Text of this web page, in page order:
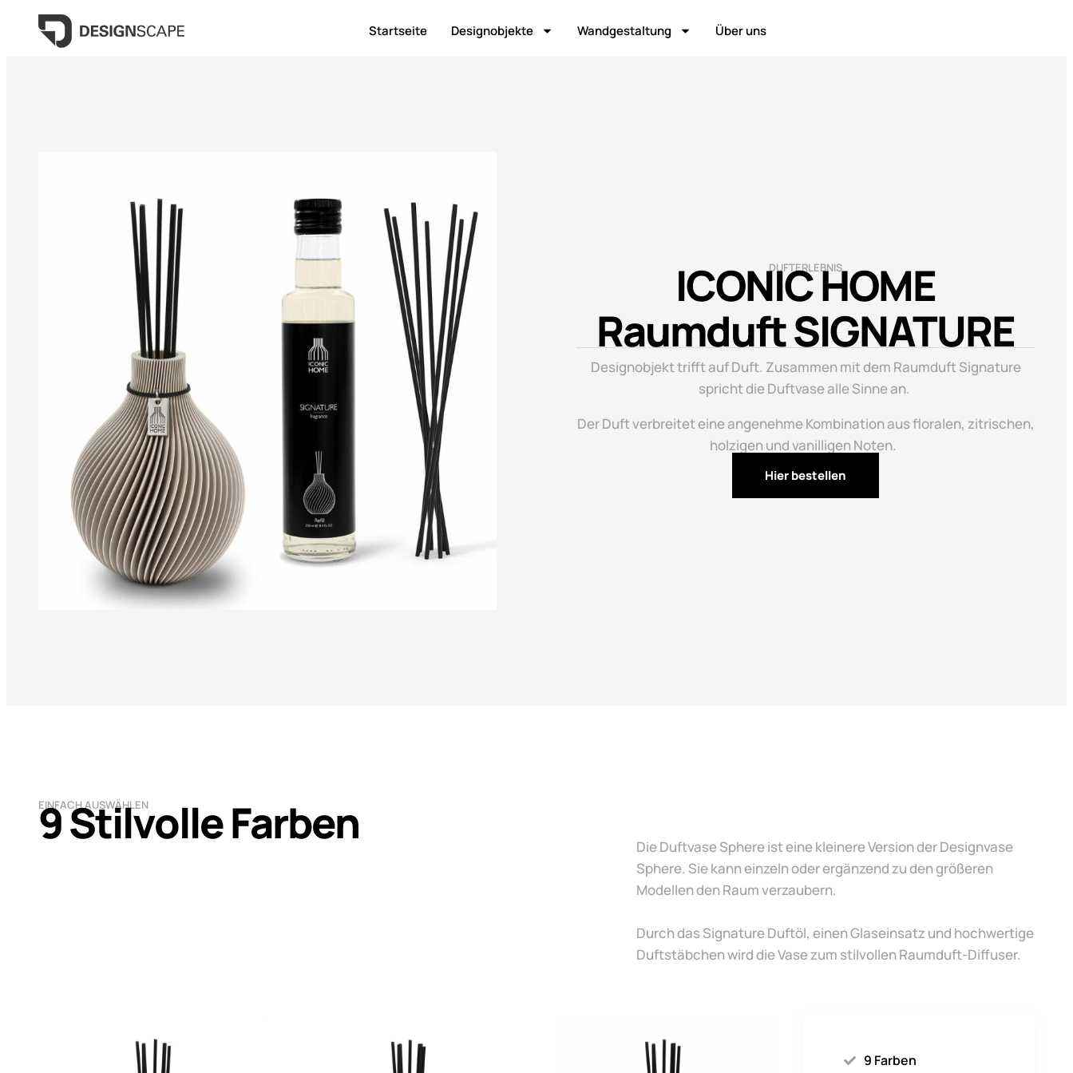
Startseite Designobjekte Wandgestaltung Über uns
DUFTERLEBNIS
ICONIC HOME
Raumduft SIGNATURE
Designobjekt trifft auf Duft. Zusammen mit dem Raumduft Signature
spricht die Duftvase alle Sinne an.
Der Duft verbreitet eine angenehme Kombination aus floralen, zitrischen,
holzigen und vanilligen Noten.
Hier bestellen
EINFACH AUSWÄHLEN
9 Stilvolle Farben
Die Duftvase Sphere ist eine kleinere Version der Designvase
Sphere. Sie kann einzeln oder ergänzend zu den größeren
Modellen den Raum verzaubern.
Durch das Signature Duftöl, einen Glaseinsatz und hochwertige
Duftstäbchen wird die Vase zum stilvollen Raumduft-Diffuser.
9 Farben